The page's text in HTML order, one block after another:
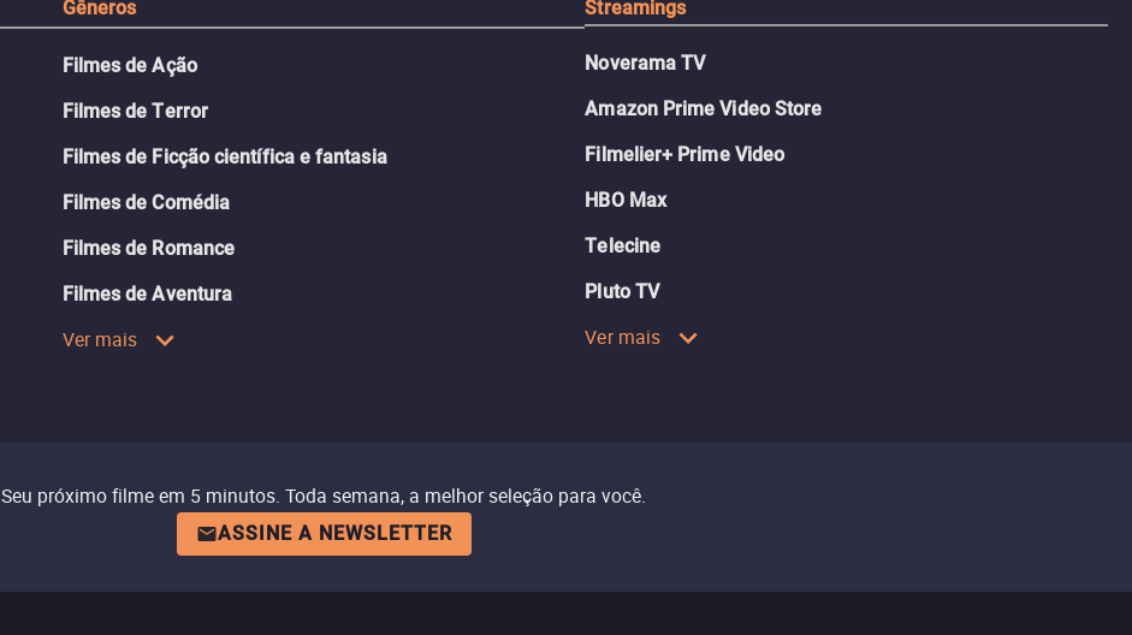
Gêneros
Filmes de Ação
Filmes de Terror
Filmes de Ficção científica e fantasia
Filmes de Comédia
Filmes de Romance
Filmes de Aventura
Ver mais
Streamings
Noverama TV
Amazon Prime Video Store
Filmelier+ Prime Video
HBO Max
Telecine
Pluto TV
Ver mais
Seu próximo filme em 5 minutos. Toda semana, a melhor seleção para você.
ASSINE A NEWSLETTER